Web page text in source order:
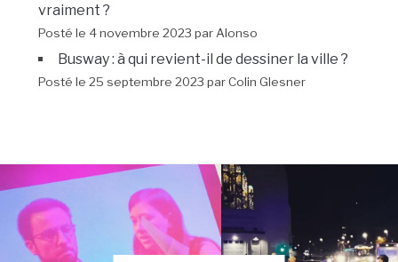
vraiment ?
Posté le 4 novembre 2023 par Alonso
Busway : à qui revient-il de dessiner la ville ?
Posté le 25 septembre 2023 par Colin Glesner